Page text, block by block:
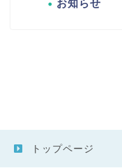
お知らせ
トップページ